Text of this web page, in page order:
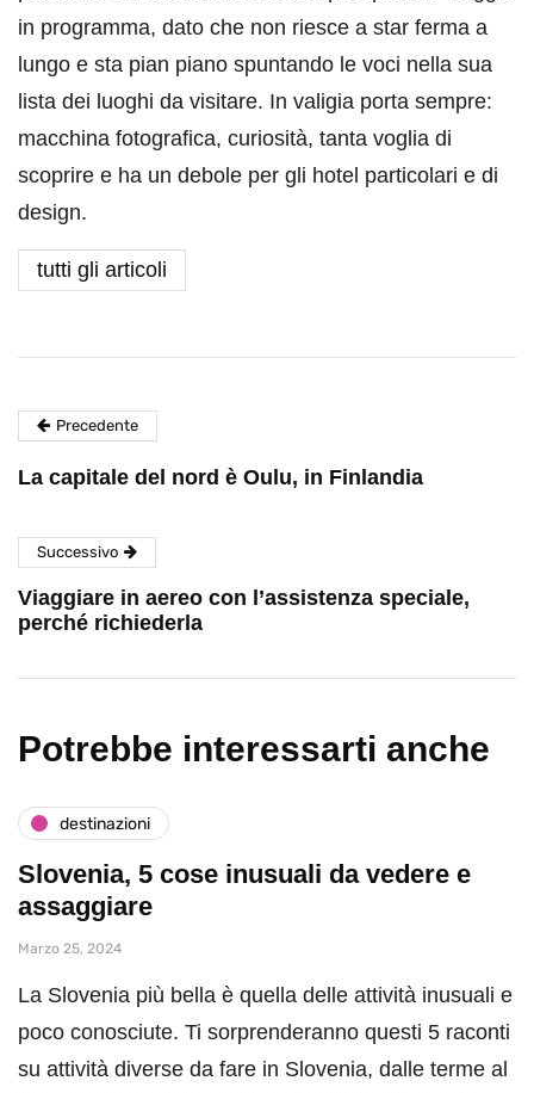
in programma, dato che non riesce a star ferma a
lungo e sta pian piano spuntando le voci nella sua
lista dei luoghi da visitare. In valigia porta sempre:
macchina fotografica, curiosità, tanta voglia di
scoprire e ha un debole per gli hotel particolari e di
design.
tutti gli articoli
Precedente
La capitale del nord è Oulu, in Finlandia
Successivo
Viaggiare in aereo con l’assistenza speciale,
perché richiederla
Potrebbe interessarti anche
destinazioni
Slovenia, 5 cose inusuali da vedere e
assaggiare
Marzo 25, 2024
La Slovenia più bella è quella delle attività inusuali e
poco conosciute. Ti sorprenderanno questi 5 raconti
su attività diverse da fare in Slovenia, dalle terme al